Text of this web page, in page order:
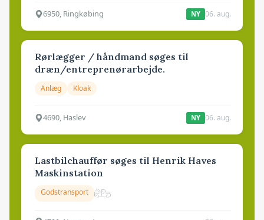
6950, Ringkøbing NY 06. aug.
Rørlægger / håndmand søges til
dræn/entreprenørarbejde.
Anlæg Kloak
4690, Haslev NY 06. aug.
Lastbilchauffør søges til Henrik Haves
Maskinstation
Godstransport